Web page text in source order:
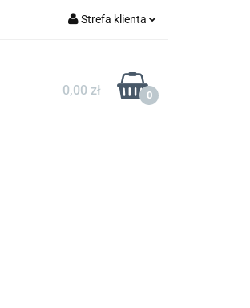
Strefa klienta
Zarejestruj się
Dodaj zgłoszenie
0,00 zł 0